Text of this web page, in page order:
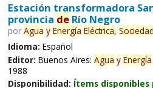
Estación transformadora
provincia deRío Negro
por Agua y Energía Eléctrica, Sociedad
Idioma: Español
Editor: Buenos Aires: Agua y Energía
1988
Disponibilidad: Ítems